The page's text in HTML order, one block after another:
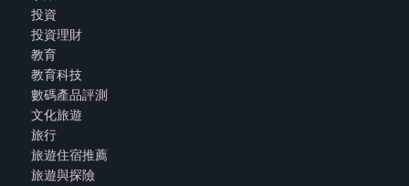
投資
投資理財
教育
教育科技
數碼產品評測
文化旅遊
旅行
旅遊住宿推薦
旅遊與探險